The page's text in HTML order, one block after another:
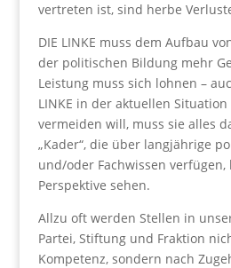
vertreten ist, sind herbe
DIE LINKE muss dem Aufbau
der politischen Bildung mehr
Leistung muss sich lohnen –
LINKE in der aktuellen
vermeiden will, muss sie alles
„Kader“, die über langjährige
und/oder Fachwissen verfügen,
Perspektive sehen.
Allzu oft werden Stellen in
Partei, Stiftung und Fraktion
Kompetenz, sondern nach